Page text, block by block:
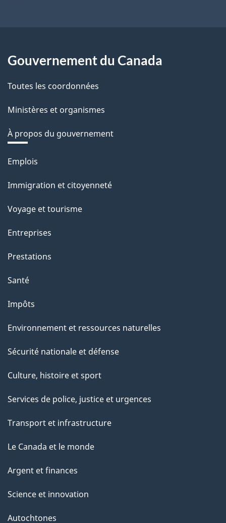
Gouvernement du Canada
Toutes les coordonnées
Ministères et organismes
À propos du gouvernement
Thèmes
sujets
Emplois
Immigration et citoyenneté
Voyage et tourisme
Entreprises
Prestations
Santé
Impôts
Environnement et ressources naturelles
Sécurité nationale et défense
Culture, histoire et sport
Services de police, justice et urgences
Transport et infrastructure
Le Canada et le monde
Argent et finances
Science et innovation
Autochtones